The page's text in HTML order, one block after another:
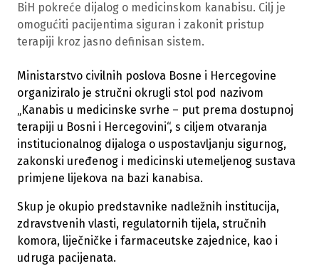
BiH pokreće dijalog o medicinskom kanabisu. Cilj je
omogućiti pacijentima siguran i zakonit pristup
terapiji kroz jasno definisan sistem.
Ministarstvo civilnih poslova Bosne i Hercegovine
organiziralo je stručni okrugli stol pod nazivom
„Kanabis u medicinske svrhe – put prema dostupnoj
terapiji u Bosni i Hercegovini“, s ciljem otvaranja
institucionalnog dijaloga o uspostavljanju sigurnog,
zakonski uređenog i medicinski utemeljenog sustava
primjene lijekova na bazi kanabisa.
Skup je okupio predstavnike nadležnih institucija,
zdravstvenih vlasti, regulatornih tijela, stručnih
komora, liječničke i farmaceutske zajednice, kao i
udruga pacijenata.